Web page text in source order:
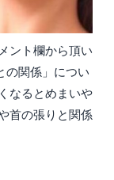
ント欄から頂い
の関係」につい
なるとめまいや
首の張りと関係